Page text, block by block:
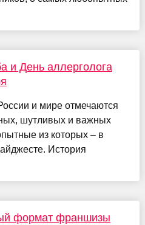
и День аллерголога
и мире отмечаются
шутливых и важных
из которых – в
История
формат франшизы